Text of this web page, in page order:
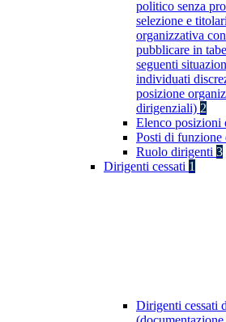
politico senza
selezione e
organizzativa
pubblicare in
seguenti
individuati
posizione
dirigenziali) 2
Elenco posizioni
Posti di
Ruolo dirigenti 3
Dirigenti cessati 1
Dirigenti cessati